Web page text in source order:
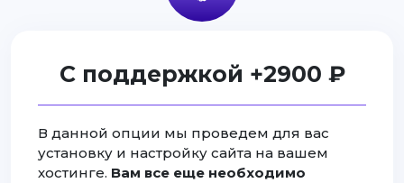
С поддержкой +2900 ₽
В данной опции мы проведем для вас
установку и настройку сайта на вашем
хостинге. Вам все еще необходимо